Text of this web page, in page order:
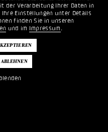
der Verarbeitung Ihrer Daten in
Ihre Einstellungen unter Details
finden Sie in unseren
und im Impressum .